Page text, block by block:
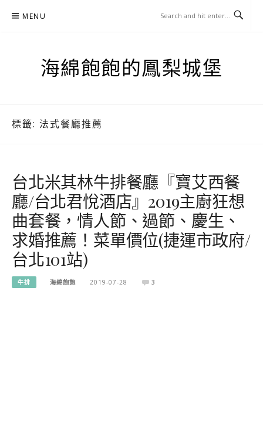
MENU
海綿飽飽的鳳梨城堡
標籤: 法式餐廳推薦
台北米其林牛排餐廳『寶艾西餐
廳/台北君悅酒店』2019主廚狂想
曲套餐，情人節、過節、慶生、
求婚推薦！菜單價位(捷運市政府/
台北101站)
牛排 海綿飽飽 2019-07-28 3